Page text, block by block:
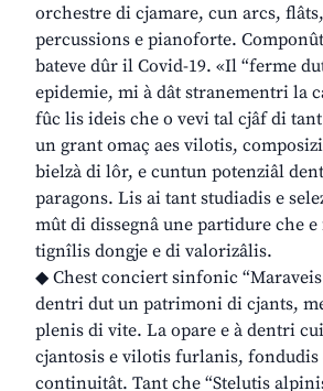
orchestre di cjamare, cun arcs,
percussions e pianoforte.
bateve dûr il Covid-19. «Il “ferme
epidemie, mi à dât stranementri la
fûc lis ideis che o vevi tal cjâf di
un grant omaç aes vilotis,
bielzà di lôr, e cuntun potenziâl
paragons. Lis ai tant studiadis e
mût di dissegnâ une partidure che
tignîlis dongje e di valorizâlis.
◆ Chest conciert sinfonic
dentri dut un patrimoni di cjants,
plenis di vite. La opare e à dentri
cjantosis e vilotis furlanis,
continuitât. Tant che “Stelutis